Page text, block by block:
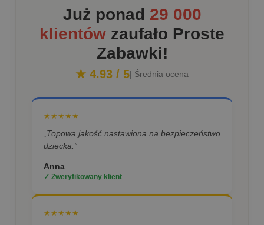
Już ponad 29 000
klientów zaufało Proste
Zabawki!
★ 4.93 / 5| Średnia ocena
★★★★★
„Topowa jakość nastawiona na bezpieczeństwo
dziecka.”
Anna
✓ Zweryfikowany klient
★★★★★